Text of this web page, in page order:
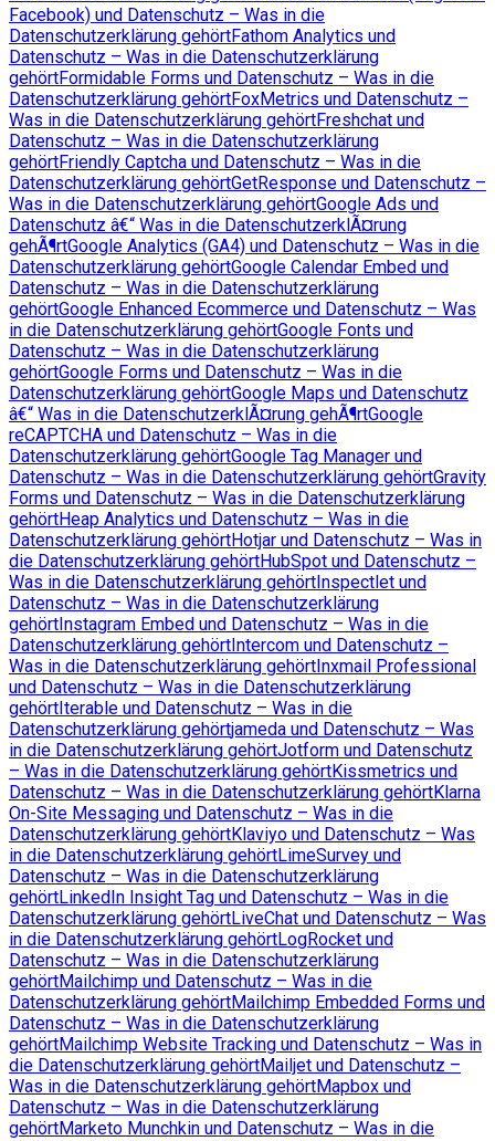
Facebook) und Datenschutz – Was in die
Datenschutzerklärung gehörtFathom Analytics und
Datenschutz – Was in die Datenschutzerklärung
gehörtFormidable Forms und Datenschutz – Was in die
Datenschutzerklärung gehörtFoxMetrics und Datenschutz –
Was in die Datenschutzerklärung gehörtFreshchat und
Datenschutz – Was in die Datenschutzerklärung
gehörtFriendly Captcha und Datenschutz – Was in die
Datenschutzerklärung gehörtGetResponse und Datenschutz –
Was in die Datenschutzerklärung gehörtGoogle Ads und
Datenschutz â€“ Was in die DatenschutzerklÃ¤rung
gehÃ¶rtGoogle Analytics (GA4) und Datenschutz – Was in die
Datenschutzerklärung gehörtGoogle Calendar Embed und
Datenschutz – Was in die Datenschutzerklärung
gehörtGoogle Enhanced Ecommerce und Datenschutz – Was
in die Datenschutzerklärung gehörtGoogle Fonts und
Datenschutz – Was in die Datenschutzerklärung
gehörtGoogle Forms und Datenschutz – Was in die
Datenschutzerklärung gehörtGoogle Maps und Datenschutz
â€“ Was in die DatenschutzerklÃ¤rung gehÃ¶rtGoogle
reCAPTCHA und Datenschutz – Was in die
Datenschutzerklärung gehörtGoogle Tag Manager und
Datenschutz – Was in die Datenschutzerklärung gehörtGravity
Forms und Datenschutz – Was in die Datenschutzerklärung
gehörtHeap Analytics und Datenschutz – Was in die
Datenschutzerklärung gehörtHotjar und Datenschutz – Was in
die Datenschutzerklärung gehörtHubSpot und Datenschutz –
Was in die Datenschutzerklärung gehörtInspectlet und
Datenschutz – Was in die Datenschutzerklärung
gehörtInstagram Embed und Datenschutz – Was in die
Datenschutzerklärung gehörtIntercom und Datenschutz –
Was in die Datenschutzerklärung gehörtInxmail Professional
und Datenschutz – Was in die Datenschutzerklärung
gehörtIterable und Datenschutz – Was in die
Datenschutzerklärung gehörtjameda und Datenschutz – Was
in die Datenschutzerklärung gehörtJotform und Datenschutz
– Was in die Datenschutzerklärung gehörtKissmetrics und
Datenschutz – Was in die Datenschutzerklärung gehörtKlarna
On-Site Messaging und Datenschutz – Was in die
Datenschutzerklärung gehörtKlaviyo und Datenschutz – Was
in die Datenschutzerklärung gehörtLimeSurvey und
Datenschutz – Was in die Datenschutzerklärung
gehörtLinkedIn Insight Tag und Datenschutz – Was in die
Datenschutzerklärung gehörtLiveChat und Datenschutz – Was
in die Datenschutzerklärung gehörtLogRocket und
Datenschutz – Was in die Datenschutzerklärung
gehörtMailchimp und Datenschutz – Was in die
Datenschutzerklärung gehörtMailchimp Embedded Forms und
Datenschutz – Was in die Datenschutzerklärung
gehörtMailchimp Website Tracking und Datenschutz – Was in
die Datenschutzerklärung gehörtMailjet und Datenschutz –
Was in die Datenschutzerklärung gehörtMapbox und
Datenschutz – Was in die Datenschutzerklärung
gehörtMarketo Munchkin und Datenschutz – Was in die